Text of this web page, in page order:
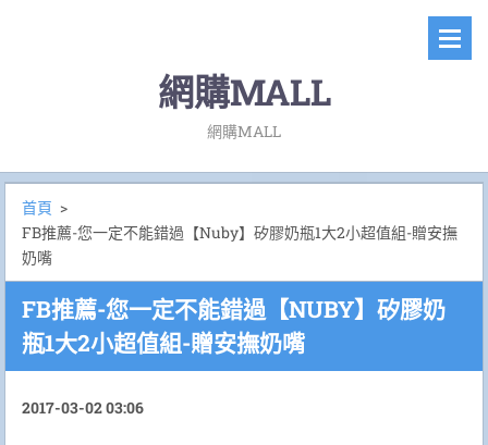
網購MALL
網購MALL
首頁 >
FB推薦-您一定不能錯過【Nuby】矽膠奶瓶1大2小超值組-贈安撫
奶嘴
FB推薦-您一定不能錯過【NUBY】矽膠奶
瓶1大2小超值組-贈安撫奶嘴
2017-03-02 03:06